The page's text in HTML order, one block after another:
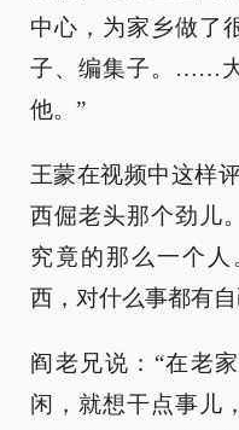
中心，为家乡做了
子、编集子。……
他。”
王蒙在视频中这样
西倔老头那个劲儿
究竟的那么一个
西，对什么事都有
阎老兄说：“在老
闲，就想干点事儿